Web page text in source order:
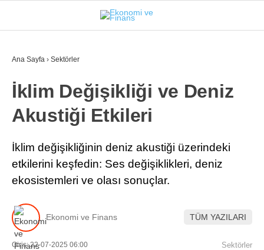
İSTANBUL
GÜNDEM
EKONOMI
FINANS
BORSA
SEKTÖRLER
TEKNOLOJI
Ana Sayfa › Sektörler
İklim Değişikliği ve Deniz
Akustiği Etkileri
İklim değişikliğinin deniz akustiği üzerindeki
etkilerini keşfedin: Ses değişiklikleri, deniz
ekosistemleri ve olası sonuçlar.
Ekonomi ve Finans TÜM YAZILARI
Giriş: 22-07-2025 06:00 Sektörler